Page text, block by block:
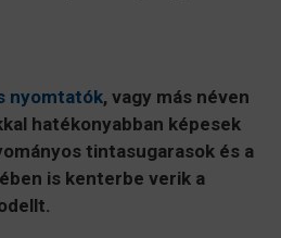
nyomtatók, vagy más néven
hatékonyabban képesek
tintasugarasok és a
is kenterbe verik a